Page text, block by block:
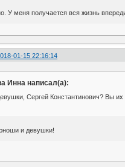
У меня получается вся жизнь
01-15 22:16:14
Инна написал(а):
Сергей Константинович? Вы
и девушки!